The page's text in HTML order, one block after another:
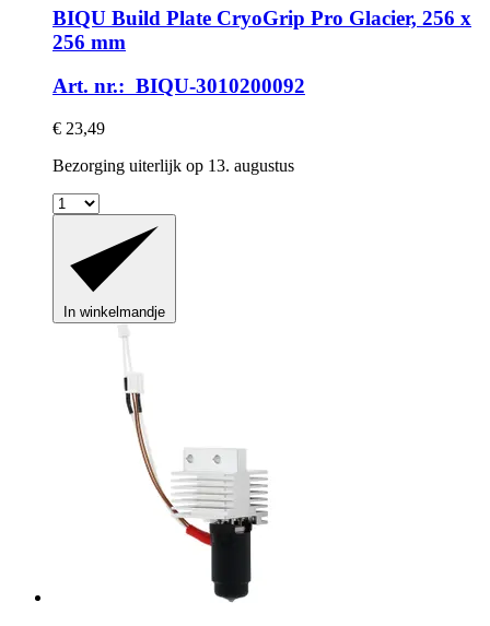
BIQU Build Plate CryoGrip Pro Glacier, 256 x
256 mm
Art. nr.: BIQU-3010200092
€ 23,49
Bezorging uiterlijk op 13. augustus
In winkelmandje